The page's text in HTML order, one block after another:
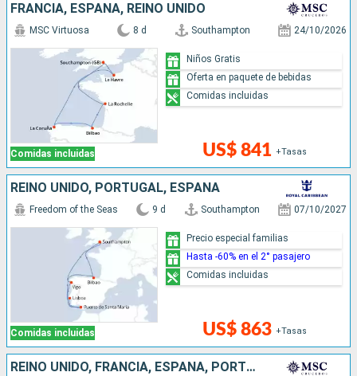
FRANCIA, ESPAÑA, REINO UNIDO
Comidas incluidas
MSC Virtuosa 8 d Southampton 24/10/2026
US$ 841 +Tasas
Niños Gratis
Oferta en paquete de bebidas
Comidas incluidas
REINO UNIDO, PORTUGAL, ESPAÑA
Comidas incluidas
Freedom of the Seas 9 d Southampton 07/10/2027
US$ 863 +Tasas
Precio especial familias
Hasta -60% en el 2° pasajero
Comidas incluidas
REINO UNIDO, FRANCIA, ESPAÑA, PORTUGAL